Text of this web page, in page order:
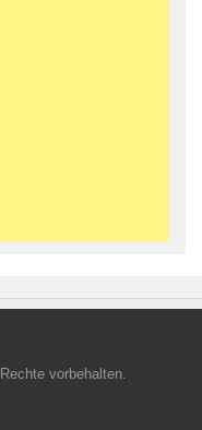
vorbehalten.